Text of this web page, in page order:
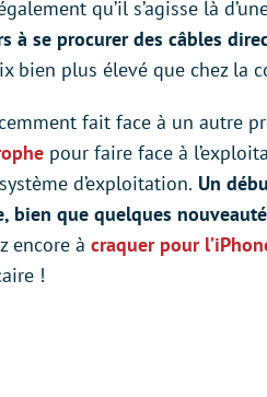
qu’il s’agisse là
à se procurer des câbles
bien plus élevé que chez la
fait face à un autre
pour faire face à
d’exploitation. Un
bien que quelques
encore à craquer pour
!